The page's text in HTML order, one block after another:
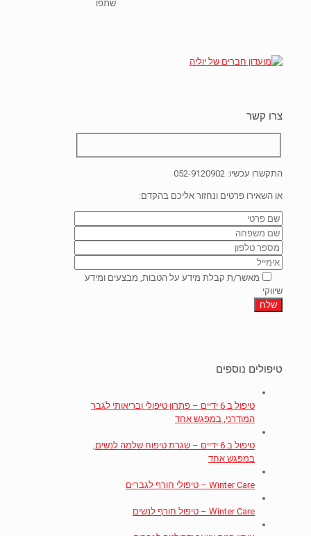
שתפו
צרו קשר
התקשרו עכשיו: 052-9120902
או השאירו פרטים ונחזור אליכם בהקדם:
מאשר/ת קבלת מידע על הטבות, מבצעים ומידע
שיווקי
טיפולים נוספים
טיפול ב 6 ידיים – פתרון טיפולי ובריאותי לגבר
המודרני, במפגש אחד
טיפול ב 6 ידיים – שגרת טיפוח שלמה לנשים,
במפגש אחד
Winter Care – טיפולי חורף לגברים
Winter Care – טיפול חורף לנשים